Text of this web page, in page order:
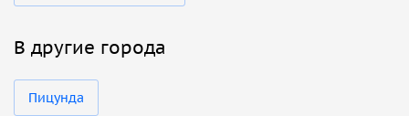
В другие города
Пицунда